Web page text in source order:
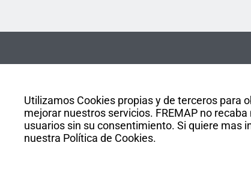
Utilizamos Cookies propias y de terceros para
mejorar nuestros servicios. FREMAP no
usuarios sin su consentimiento. Si quiere mas
nuestra Política de Cookies.